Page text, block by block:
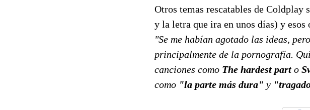
Otros temas rescatables de Coldplay
y la letra que ira en unos días) y esos
"Se me habían agotado las ideas,
principalmente de la pornografía.
canciones como The hardest part o
como "la parte más dura" y